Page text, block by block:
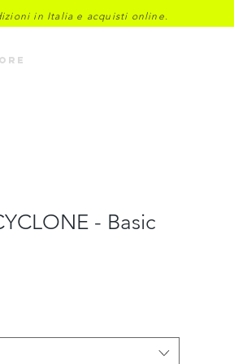
in Italia e acquisti online.
- Basic